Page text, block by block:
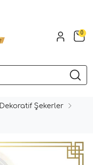
0
Dekoratif Şekerler